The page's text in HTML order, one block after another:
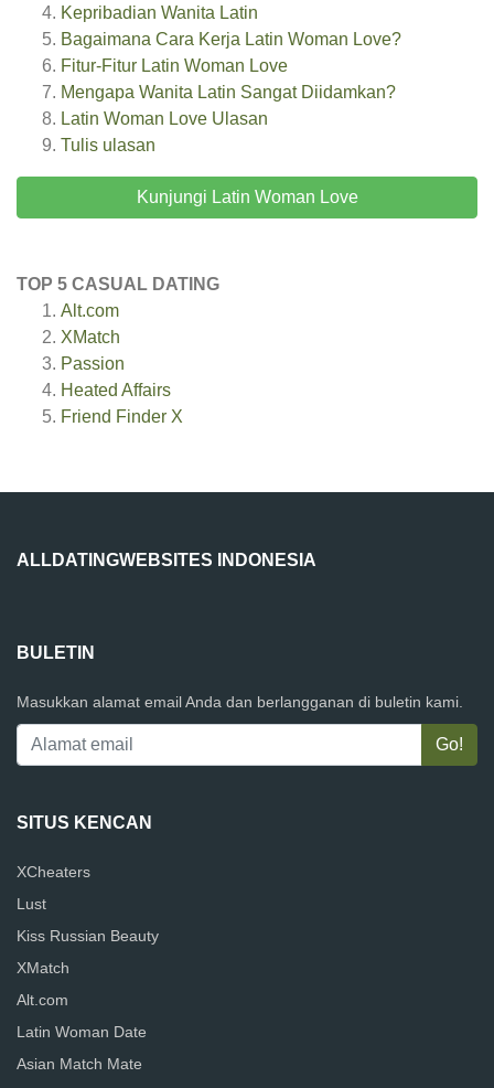
Kepribadian Wanita Latin
Bagaimana Cara Kerja Latin Woman Love?
Fitur-Fitur Latin Woman Love
Mengapa Wanita Latin Sangat Diidamkan?
Latin Woman Love Ulasan
Tulis ulasan
Kunjungi Latin Woman Love
TOP 5 CASUAL DATING
Alt.com
XMatch
Passion
Heated Affairs
Friend Finder X
ALLDATINGWEBSITES INDONESIA
BULETIN
Masukkan alamat email Anda dan berlangganan di buletin kami.
SITUS KENCAN
XCheaters
Lust
Kiss Russian Beauty
XMatch
Alt.com
Latin Woman Date
Asian Match Mate